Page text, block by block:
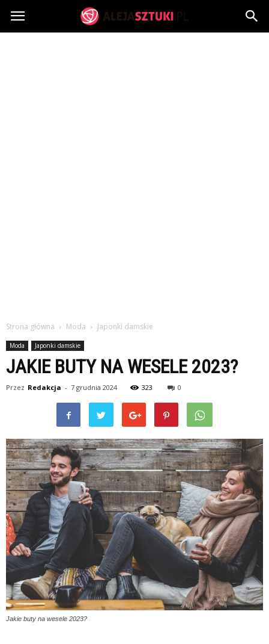
AlejaSztuki.pl
Strona główna Moda Japonki damskie
Moda Japonki damskie
JAKIE BUTY NA WESELE 2023?
Przez Redakcja - 7 grudnia 2024 323 0
Jakie buty na wesele 2023?